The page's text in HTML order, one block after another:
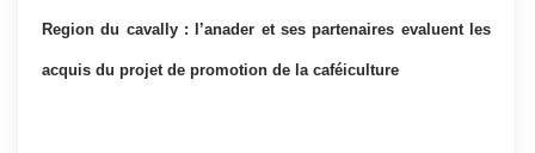
region du cavally : l’anader et ses partenaires evaluent les
acquis du projet de promotion de la caféiculture